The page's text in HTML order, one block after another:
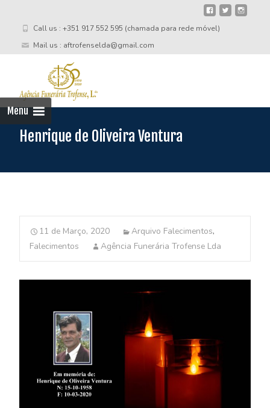
Call us : +351 917 552 595 (chamada para rede móvel)
Mail us : aftrofenselda@gmail.com
Menu
Henrique de Oliveira Ventura
11 de Março, 2020 Arquivo Falecimentos,
Falecimentos
Agência Funerária Trofense Lda